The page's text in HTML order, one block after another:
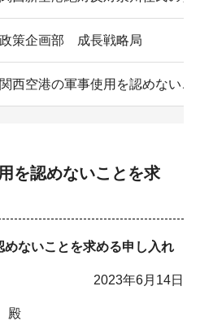
政策企画部 成長戦略局
関西空港の軍事使用を認めないこ
を認めないことを求
めないことを求める申し入れ
2023年6月14日
殿